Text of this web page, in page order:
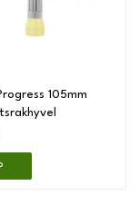
105mm